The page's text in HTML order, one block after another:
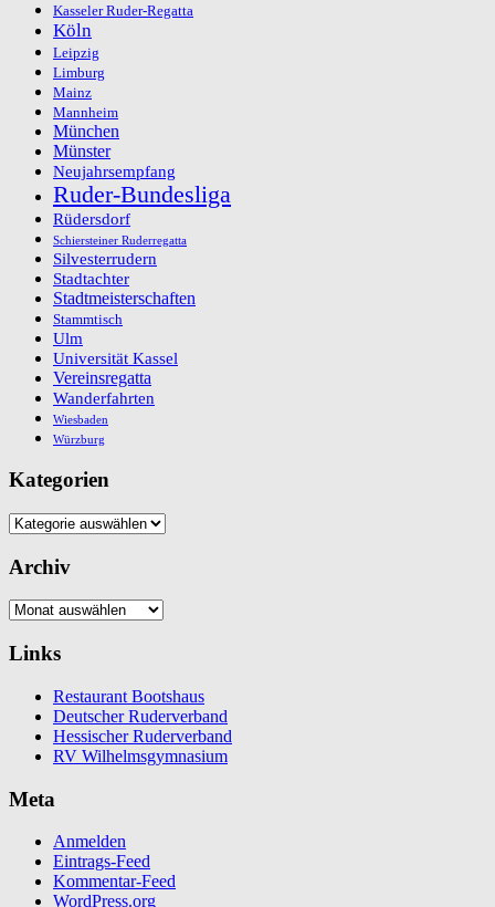
Kasseler Ruder-Regatta
Köln
Leipzig
Limburg
Mainz
Mannheim
München
Münster
Neujahrsempfang
Ruder-Bundesliga
Rüdersdorf
Schiersteiner Ruderregatta
Silvesterrudern
Stadtachter
Stadtmeisterschaften
Stammtisch
Ulm
Universität Kassel
Vereinsregatta
Wanderfahrten
Wiesbaden
Würzburg
Kategorien
Kategorien
Archiv
Archiv
Links
Restaurant Bootshaus
Deutscher Ruderverband
Hessischer Ruderverband
RV Wilhelmsgymnasium
Meta
Anmelden
Eintrags-Feed
Kommentar-Feed
WordPress.org